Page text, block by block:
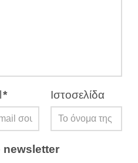
* Ιστοσελίδα
newsletter